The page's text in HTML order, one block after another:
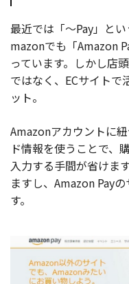
最近では「～Pay」と
mazonでも「Amazon
っています。しかし店
ではなく、ECサイトで
ット。
Amazonアカウントに
ド情報を使うことで、
入力する手間が省けま
ますし、Amazon Pay
す。